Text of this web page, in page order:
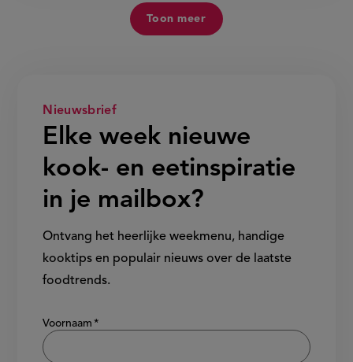
Toon meer
Nieuwsbrief
Elke week nieuwe
kook- en eetinspiratie
in je mailbox?
Ontvang het heerlijke weekmenu, handige
kooktips en populair nieuws over de laatste
foodtrends.
Show/hide
Voornaam